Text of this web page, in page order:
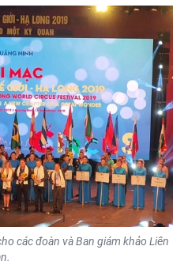
các đoàn và Ban giám khảo Liên